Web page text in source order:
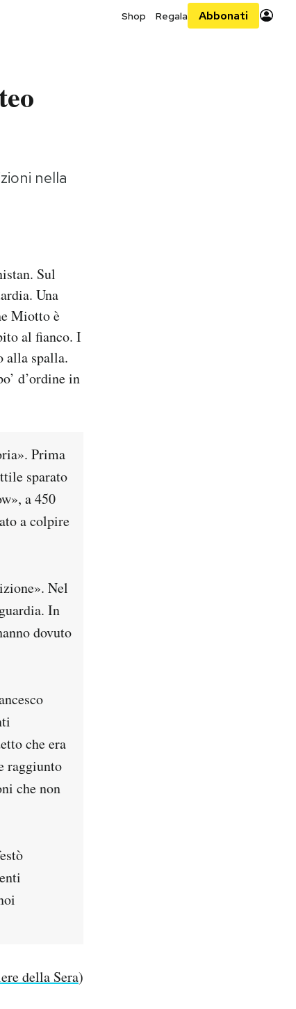
Shop Regala Abbonati
nella
Sul
Una
Miotto è
al fianco. I
alla spalla.
d’ordine in
Prima
sparato
a 450
a colpire
Nel
In
dovuto
che era
raggiunto
che non
della Sera)